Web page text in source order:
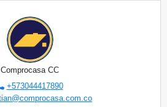
Comprocasa CC
+573044417890